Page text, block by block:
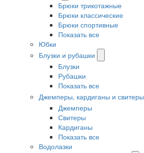
Брюки трикотажные
Брюки классические
Брюки спортивные
Показать все
Юбки
Блузки и рубашки
Блузки
Рубашки
Показать все
Джемперы, кардиганы и свитеры
Джемперы
Свитеры
Кардиганы
Показать все
Водолазки